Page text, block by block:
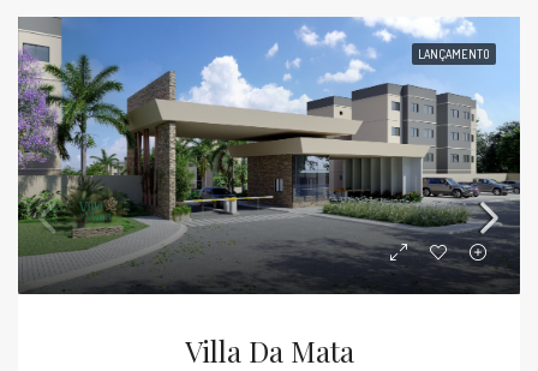
LANÇAMENTO
Villa Da Mata